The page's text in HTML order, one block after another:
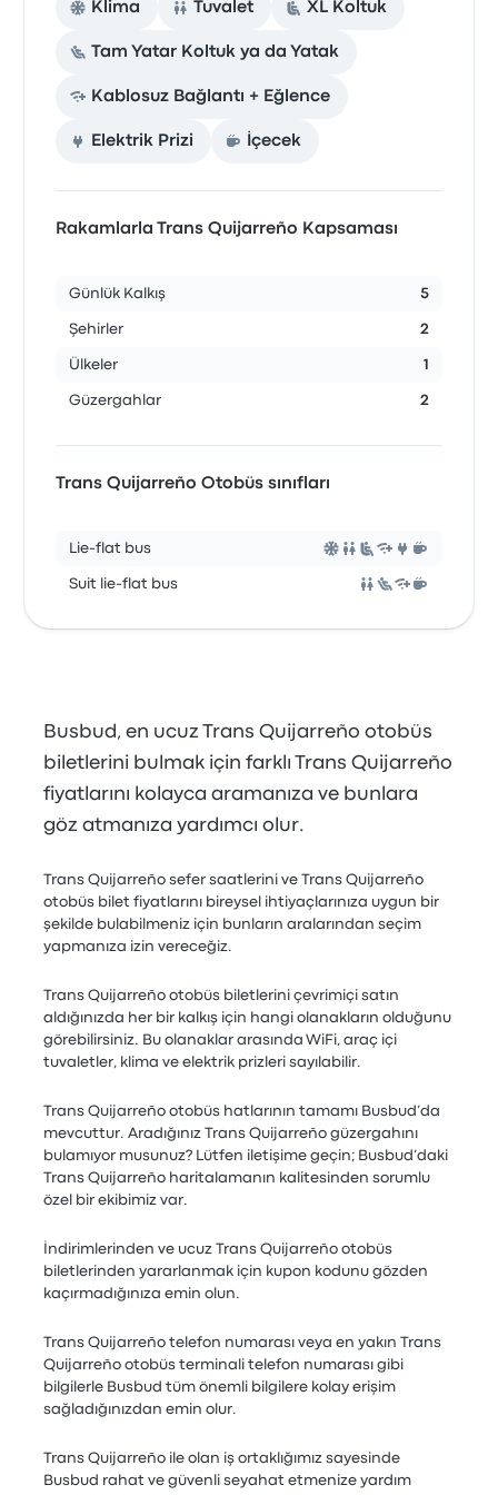
Klima Tuvalet XL Koltuk
Tam Yatar Koltuk ya da Yatak
Kablosuz Bağlantı + Eğlence
Elektrik Prizi İçecek
Rakamlarla Trans Quijarreño Kapsaması
Günlük Kalkış 5
Şehirler 2
Ülkeler 1
Güzergahlar 2
Trans Quijarreño Otobüs sınıfları
Lie-flat bus
Suit lie-flat bus
Busbud, en ucuz Trans Quijarreño otobüs
biletlerini bulmak için farklı Trans Quijarreño
fiyatlarını kolayca aramanıza ve bunlara
göz atmanıza yardımcı olur.
Trans Quijarreño sefer saatlerini ve Trans Quijarreño
otobüs bilet fiyatlarını bireysel ihtiyaçlarınıza uygun bir
şekilde bulabilmeniz için bunların aralarından seçim
yapmanıza izin vereceğiz.
Trans Quijarreño otobüs biletlerini çevrimiçi satın
aldığınızda her bir kalkış için hangi olanakların olduğunu
görebilirsiniz. Bu olanaklar arasında WiFi, araç içi
tuvaletler, klima ve elektrik prizleri sayılabilir.
Trans Quijarreño otobüs hatlarının tamamı Busbud’da
mevcuttur. Aradığınız Trans Quijarreño güzergahını
bulamıyor musunuz? Lütfen iletişime geçin; Busbud’daki
Trans Quijarreño haritalamanın kalitesinden sorumlu
özel bir ekibimiz var.
İndirimlerinden ve ucuz Trans Quijarreño otobüs
biletlerinden yararlanmak için kupon kodunu gözden
kaçırmadığınıza emin olun.
Trans Quijarreño telefon numarası veya en yakın Trans
Quijarreño otobüs terminali telefon numarası gibi
bilgilerle Busbud tüm önemli bilgilere kolay erişim
sağladığınızdan emin olur.
Trans Quijarreño ile olan iş ortaklığımız sayesinde
Busbud rahat ve güvenli seyahat etmenize yardım